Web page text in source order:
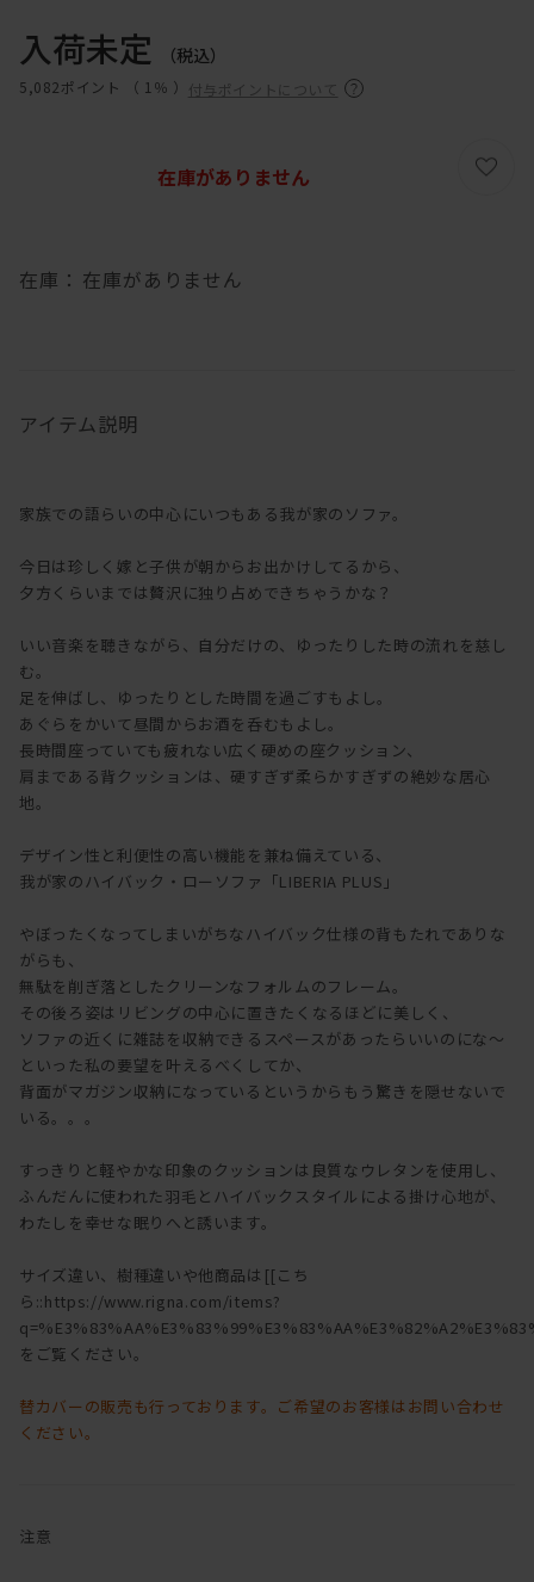
入荷未定 （税込）
5,082ポイント （ 1％ ） 付与ポイントについて
在庫： 在庫がありません
在庫がありません
アイテム説明
家族での語らいの中心にいつもある我が家のソファ。
今日は珍しく嫁と子供が朝からお出かけしてるから、
夕方くらいまでは贅沢に独り占めできちゃうかな？
いい音楽を聴きながら、自分だけの、ゆったりした時の流れを慈し
む。
足を伸ばし、ゆったりとした時間を過ごすもよし。
あぐらをかいて昼間からお酒を呑むもよし。
長時間座っていても疲れない広く硬めの座クッション、
肩まである背クッションは、硬すぎず柔らかすぎずの絶妙な居心
地。
デザイン性と利便性の高い機能を兼ね備えている、
我が家のハイバック・ローソファ「LIBERIA PLUS」
やぼったくなってしまいがちなハイバック仕様の背もたれでありな
がらも、
無駄を削ぎ落としたクリーンなフォルムのフレーム。
その後ろ姿はリビングの中心に置きたくなるほどに美しく、
ソファの近くに雑誌を収納できるスペースがあったらいいのにな～
といった私の要望を叶えるべくしてか、
背面がマガジン収納になっているというからもう驚きを隠せないで
いる。。。
すっきりと軽やかな印象のクッションは良質なウレタンを使用し、
ふんだんに使われた羽毛とハイバックスタイルによる掛け心地が、
わたしを幸せな眠りへと誘います。
サイズ違い、樹種違いや他商品は[[こち
ら::https://www.rigna.com/items?
をご覧ください。
替カバーの販売も行っております。ご希望のお客様はお問い合わせ
ください。
注意